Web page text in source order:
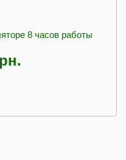
8 часов работы